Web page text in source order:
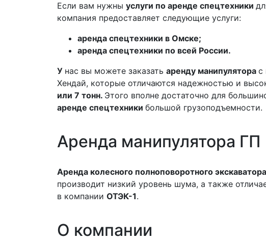
Если вам нужны услуги по аренде спецтехники
компания предоставляет следующие услуги:
аренда спецтехники в Омске;
аренда спецтехники по всей России.
У нас вы можете заказать аренду манипулятора с
Хендай, которые отличаются надежностью и
или 7 тонн. Этого вполне достаточно для
аренде спецтехники большой грузоподъемности.
Аренда манипулятора ГП
Аренда колесного полноповоротного экскаватора
производит низкий уровень шума, а также
в компании ОТЭК-1.
О компании